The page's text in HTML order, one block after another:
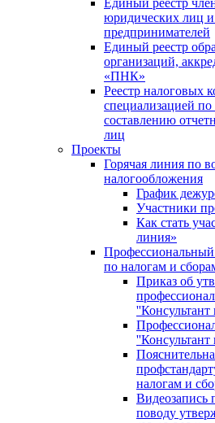
Единый реестр
юридических лиц
предпринимателей
Единый реестр
организаций,
«ПНК»
Реестр налоговых
специализацией
составлению
лиц
Проекты
Горячая линия по
налогообложения
График
Участники
Как стать
линия»
Профессиональный
по налогам и
Приказ об
налогам и
Видеозапись
поводу